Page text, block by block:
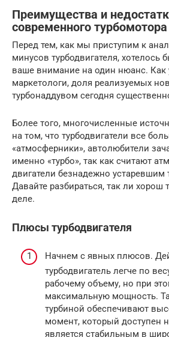
Преимущества и
современного турбомотора
Перед тем, как мы приступим к
минусов турбодвигателя, хотелось
ваше внимание на один нюанс. Как
маркетологи, доля реализуемых
турбонаддувом сегодня
Более того, многочисленные
на том, что турбодвигатели все
«атмосферники», автолюбители
именно «турбо», так как считают
двигатели безнадежно
Давайте разбираться, так ли хорош
деле.
Плюсы турбодвигателя
Начнем с явных плюсов.
турбодвигатель легче по
рабочему объему, но при
максимальную мощность.
турбиной обеспечивают
момент, который доступен
является стабильным в